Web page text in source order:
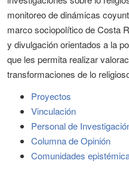
monitoreo de dinámicas
marco sociopolítico de Costa
y divulgación orientados a la
que les permita realizar
transformaciones de lo
Proyectos
Vinculación
Personal de
Columna de Opinión
Comunidades